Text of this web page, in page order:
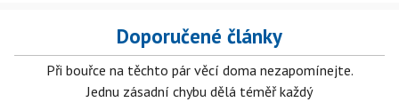
Doporučené články
Při bouřce na těchto pár věcí doma nezapomínejte.
Jednu zásadní chybu dělá téměř každý